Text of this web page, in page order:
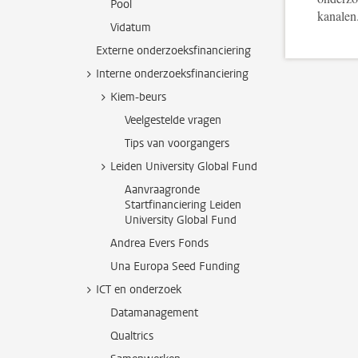
Pool
Vidatum
Externe onderzoeksfinanciering
Interne onderzoeksfinanciering
Kiem-beurs
Veelgestelde vragen
Tips van voorgangers
Leiden University Global Fund
Aanvraagronde
Startfinanciering Leiden
University Global Fund
Andrea Evers Fonds
Una Europa Seed Funding
ICT en onderzoek
Datamanagement
Qualtrics